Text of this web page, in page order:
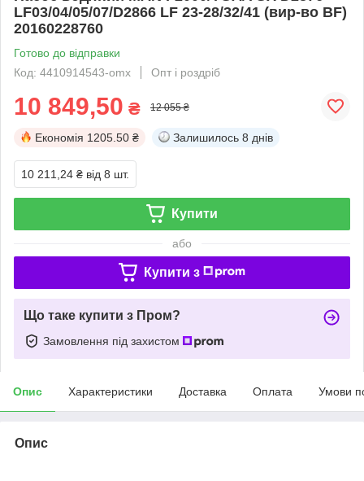
LF03/04/05/07/D2866 LF 23-28/32/41 (вир-во BF)
20160228760
Готово до відправки
Код: 4410914543-omx
Опт і роздріб
10 849,50 ₴ 12 055 ₴
Економія 1205.50 ₴ Залишилось 8 днів
10 211,24 ₴ від 8 шт.
Купити
або
Купити з
Що таке купити з Пром?
Замовлення під захистом
Опис Характеристики Доставка Оплата Умови
Опис